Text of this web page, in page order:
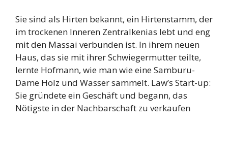
Sie sind als Hirten bekannt, ein Hirtenstamm, der
im trockenen Inneren Zentralkenias lebt und eng
mit den Massai verbunden ist. In ihrem neuen
Haus, das sie mit ihrer Schwiegermutter teilte,
lernte Hofmann, wie man wie eine Samburu-
Dame Holz und Wasser sammelt. Law’s Start-up:
Sie gründete ein Geschäft und begann, das
Nötigste in der Nachbarschaft zu verkaufen